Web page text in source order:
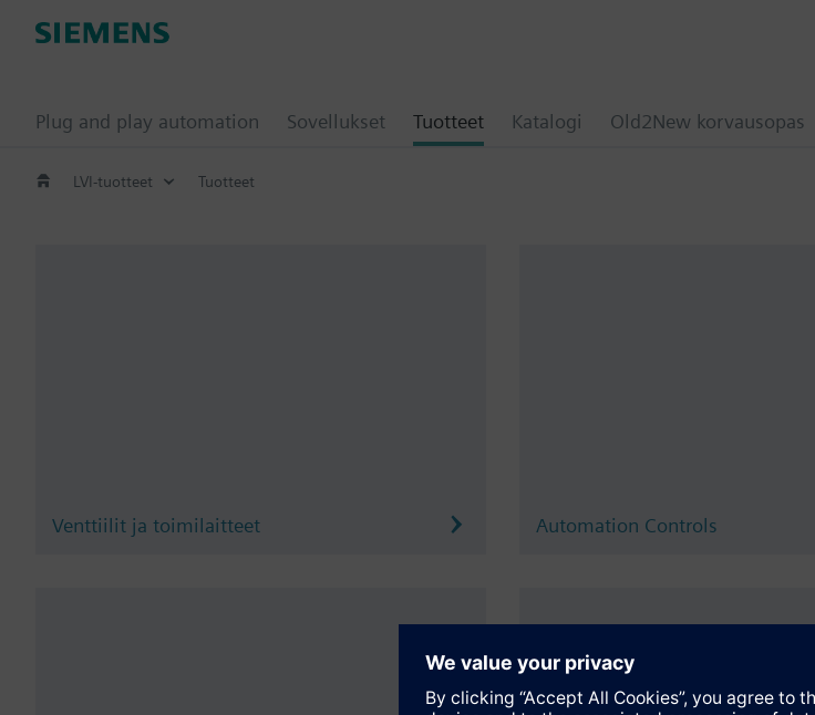
Plug and play automation Sovellukset Tuotteet Katalogi Old2New korvausopas
LVI-tuotteet Tuotteet
Venttiilit ja toimilaitteet Automation Controls